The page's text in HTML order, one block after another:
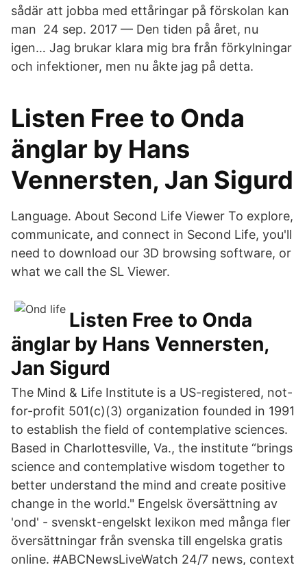
sådär att jobba med ettåringar på förskolan kan
man 24 sep. 2017 — Den tiden på året, nu
igen… Jag brukar klara mig bra från förkylningar
och infektioner, men nu åkte jag på detta.
Listen Free to Onda
änglar by Hans
Vennersten, Jan Sigurd
Language. About Second Life Viewer To explore,
communicate, and connect in Second Life, you'll
need to download our 3D browsing software, or
what we call the SL Viewer.
Listen Free to Onda
änglar by Hans Vennersten,
Jan Sigurd
The Mind & Life Institute is a US-registered, not-
for-profit 501(c)(3) organization founded in 1991
to establish the field of contemplative sciences.
Based in Charlottesville, Va., the institute “brings
science and contemplative wisdom together to
better understand the mind and create positive
change in the world." Engelsk översättning av
'ond' - svenskt-engelskt lexikon med många fler
översättningar från svenska till engelska gratis
online. #ABCNewsLiveWatch 24/7 news, context